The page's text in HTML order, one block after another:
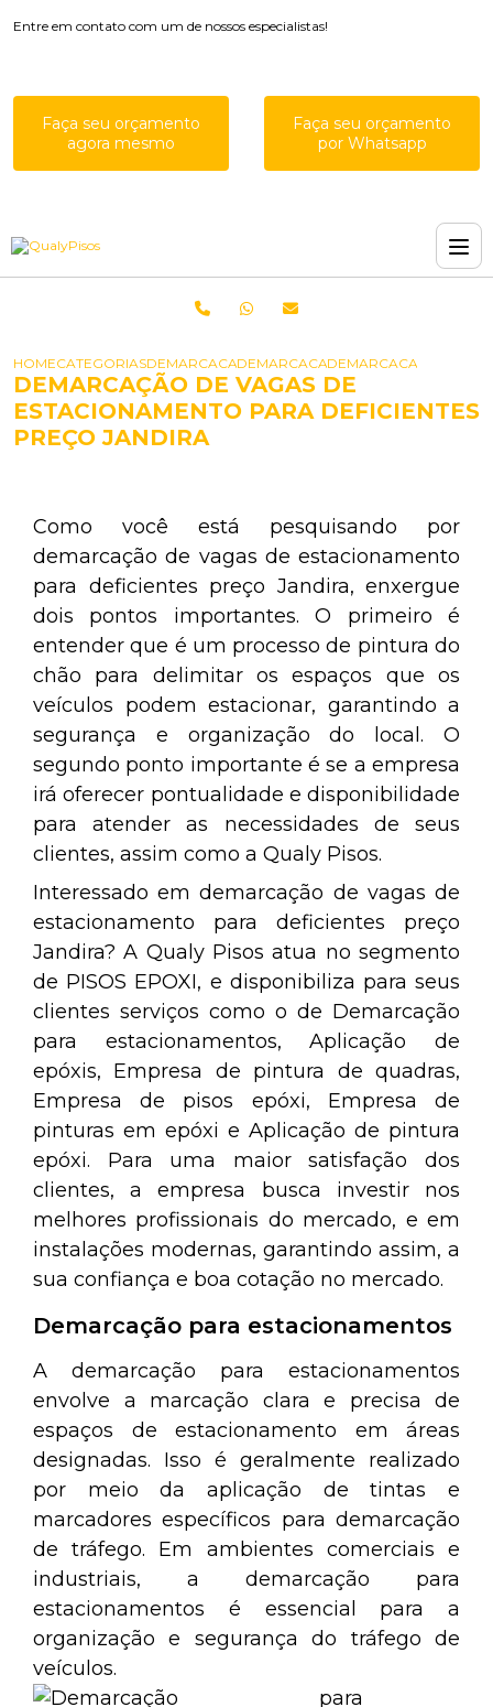
Entre em contato com um de nossos especialistas!
Faça seu orçamento
agora mesmo
Faça seu orçamento
por Whatsapp
HOMECATEGORIASDEMARCACAO PARA ESTACIONAMENTOS
DEMARCACAO DE VAGAS
DEMARCACAO DE
DEMARCAÇÃO DE VAGAS DE
ESTACIONAMENTO PARA DEFICIENTES
PREÇO JANDIRA
Como você está pesquisando por
demarcação de vagas de estacionamento
para deficientes preço Jandira, enxergue
dois pontos importantes. O primeiro é
entender que é um processo de pintura do
chão para delimitar os espaços que os
veículos podem estacionar, garantindo a
segurança e organização do local. O
segundo ponto importante é se a empresa
irá oferecer pontualidade e disponibilidade
para atender as necessidades de seus
clientes, assim como a Qualy Pisos.
Interessado em demarcação de vagas de
estacionamento para deficientes preço
Jandira? A Qualy Pisos atua no segmento
de PISOS EPOXI, e disponibiliza para seus
clientes serviços como o de Demarcação
para estacionamentos, Aplicação de
epóxis, Empresa de pintura de quadras,
Empresa de pisos epóxi, Empresa de
pinturas em epóxi e Aplicação de pintura
epóxi. Para uma maior satisfação dos
clientes, a empresa busca investir nos
melhores profissionais do mercado, e em
instalações modernas, garantindo assim, a
sua confiança e boa cotação no mercado.
Demarcação para estacionamentos
A demarcação para estacionamentos
envolve a marcação clara e precisa de
espaços de estacionamento em áreas
designadas. Isso é geralmente realizado
por meio da aplicação de tintas e
marcadores específicos para demarcação
de tráfego. Em ambientes comerciais e
industriais, a demarcação para
estacionamentos é essencial para a
organização e segurança do tráfego de
veículos.